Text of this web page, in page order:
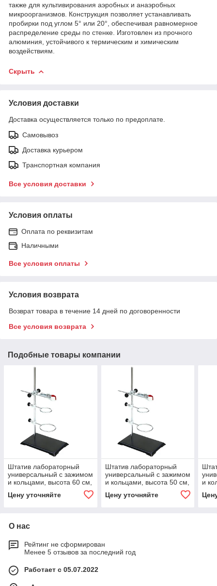
также для культивирования аэробных и анаэробных
микроорганизмов. Конструкция позволяет устанавливать
пробирки под углом 5° или 20°, обеспечивая равномерное
распределение среды по стенке. Изготовлен из прочного
алюминия, устойчивого к термическим и химическим
воздействиям.
Скрыть
Условия доставки
Доставка осуществляется только по предоплате.
Самовывоз
Доставка курьером
Транспортная компания
Все условия доставки
Условия оплаты
Оплата по реквизитам
Наличными
Все условия оплаты
Условия возврата
Возврат товара в течение 14 дней по договоренности
Все условия возврата
Подобные товары компании
Штатив лабораторный
универсальный с зажимом
и кольцами, высота 60 см,
основание металлическое
Цену уточняйте
Штатив лабораторный
универсальный с зажимом
и кольцами, высота 50 см,
основание металлическое
Цену уточняйте
и
О нас
Рейтинг не сформирован
Менее 5 отзывов за последний год
Работает с 05.07.2022